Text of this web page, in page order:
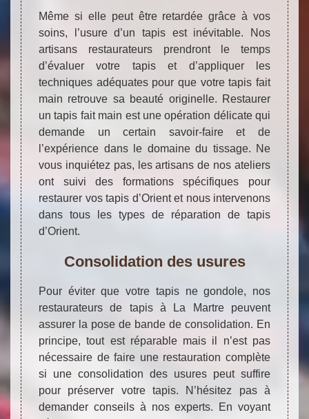
Même si elle peut être retardée grâce à vos
soins, l’usure d’un tapis est inévitable. Nos
artisans restaurateurs prendront le temps
d’évaluer votre tapis et d’appliquer les
techniques adéquates pour que votre tapis fait
main retrouve sa beauté originelle. Restaurer
un tapis fait main est une opération délicate qui
demande un certain savoir-faire et de
l’expérience dans le domaine du tissage. Ne
vous inquiétez pas, les artisans de nos ateliers
ont suivi des formations spécifiques pour
restaurer vos tapis d’Orient et nous intervenons
dans tous les types de réparation de tapis
d’Orient.
Consolidation des usures
Pour éviter que votre tapis ne gondole, nos
restaurateurs de tapis à La Martre peuvent
assurer la pose de bande de consolidation. En
principe, tout est réparable mais il n’est pas
nécessaire de faire une restauration complète
si une consolidation des usures peut suffire
pour préserver votre tapis. N’hésitez pas à
demander conseils à nos experts. En voyant